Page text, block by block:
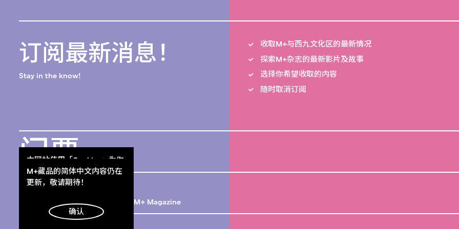
本网站使用「Cookies」为你
提供最好的网站体验。
了解更多
明白
M+藏品的简体中文内容仍在
更新，敬请期待！
确认
订阅最新消息！
Stay in the know!
收取M+与西九文化区的最新情况
探索M+杂志的最新影片及故事
选择你希望收取的内容
随时取消订阅
门票 Get Tickets
M+杂志 M+ Magazine